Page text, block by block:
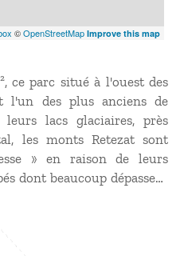
©OpenStreetMap Improve this map
ce parc situé à l'ouest des
l'un des plus anciens de
leurs lacs glaciaires, près
les monts Retezat sont
» en raison de leurs
dont beaucoup dépassent
y sont splendides,